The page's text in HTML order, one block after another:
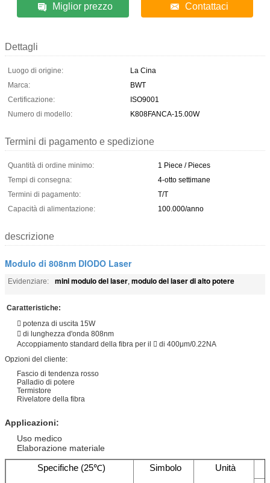
Miglior prezzo Contattaci
Dettagli
Luogo di origine:
La Cina
Marca:
BWT
Certificazione:
ISO9001
Numero di modello:
K808FANCA-15.00W
Termini di pagamento e spedizione
Quantità di ordine minimo:
1 Piece / Pieces
Tempi di consegna:
4-otto settimane
Termini di pagamento:
T/T
Capacità di alimentazione:
100.000/anno
descrizione
Modulo di 808nm DIODO Laser
Evidenziare: mini modulo del laser, modulo del laser di alto potere
Caratteristiche:
 potenza di uscita 15W
 di lunghezza d'onda 808nm
Accoppiamento standard della fibra per il  di 400μm/0.22NA
Opzioni del cliente:
Fascio di tendenza rosso
Palladio di potere
Termistore
Rivelatore della fibra
Applicazioni:
Uso medico
Elaborazione materiale
Specifiche (25℃) Simbolo Unità